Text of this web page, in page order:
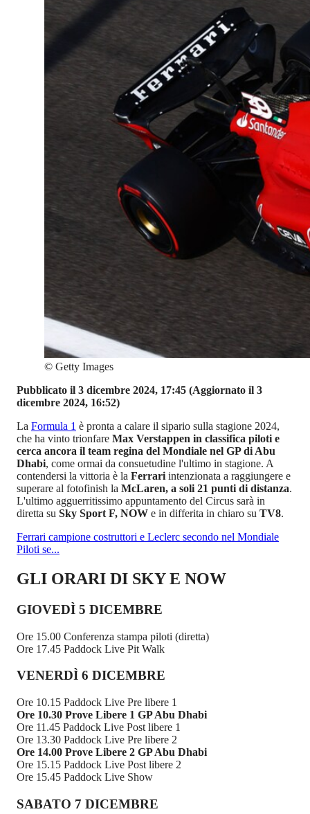
© Getty Images
Pubblicato il 3 dicembre 2024, 17:45 (Aggiornato il 3
dicembre 2024, 16:52)
La Formula 1 è pronta a calare il sipario sulla stagione 2024,
che ha vinto trionfare Max Verstappen in classifica piloti e
cerca ancora il team regina del Mondiale nel GP di Abu
Dhabi, come ormai da consuetudine l'ultimo in stagione. A
contendersi la vittoria è la Ferrari intenzionata a raggiungere e
superare al fotofinish la McLaren, a soli 21 punti di distanza.
L'ultimo agguerritissimo appuntamento del Circus sarà in
diretta su Sky Sport F, NOW e in differita in chiaro su TV8.
Ferrari campione costruttori e Leclerc secondo nel Mondiale
Piloti se...
GLI ORARI DI SKY E NOW
GIOVEDÌ 5 DICEMBRE
Ore 15.00 Conferenza stampa piloti (diretta)
Ore 17.45 Paddock Live Pit Walk
VENERDÌ 6 DICEMBRE
Ore 10.15 Paddock Live Pre libere 1
Ore 10.30 Prove Libere 1 GP Abu Dhabi
Ore 11.45 Paddock Live Post libere 1
Ore 13.30 Paddock Live Pre libere 2
Ore 14.00 Prove Libere 2 GP Abu Dhabi
Ore 15.15 Paddock Live Post libere 2
Ore 15.45 Paddock Live Show
SABATO 7 DICEMBRE